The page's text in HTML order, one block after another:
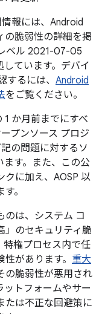
報には、Android
の脆弱性の詳細を掲
ベル 2021-07-05
ています。デバイ
るには、 Android
をご覧ください。
か月前までにすべ
プンソース プロジ
の問題に対するソ
す。また、この公
クに加え、AOSP 以
。
のは、システム コ
」のセキュリティ脆
特権プロセス内で任
があります。 重大
の脆弱性が悪用され
ットフォームやサー
たは不正な回避策に